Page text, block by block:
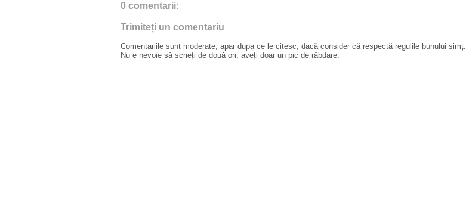
0 comentarii:
Trimiteți un comentariu
Comentariile sunt moderate, apar dupa ce le citesc, dacă consider că respectă regulile bunului simț.
Nu e nevoie să scrieți de două ori, aveți doar un pic de răbdare.